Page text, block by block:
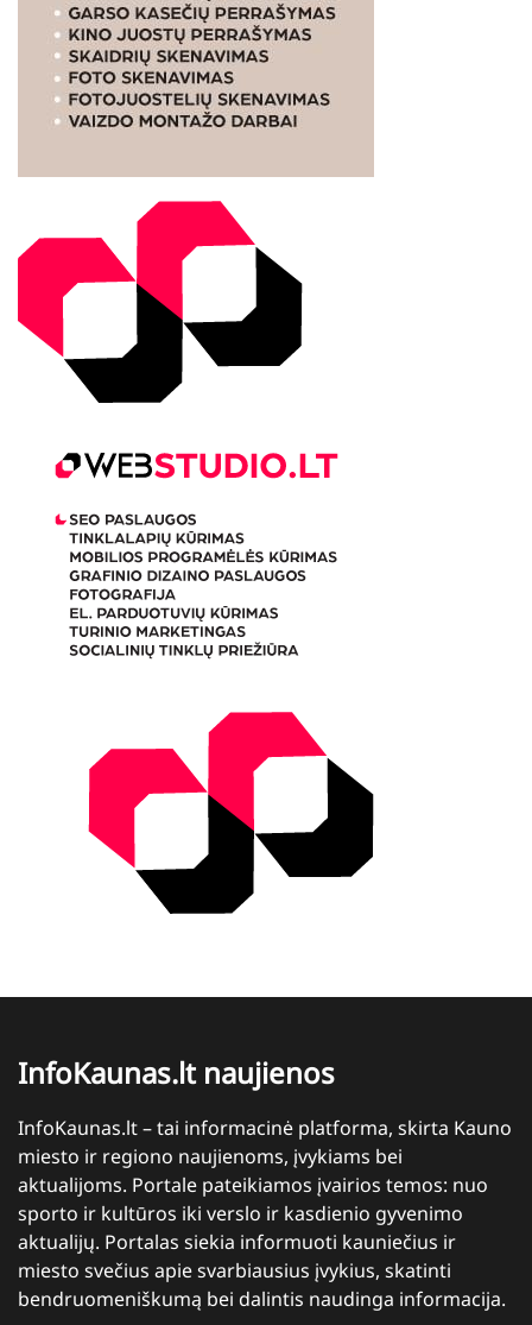
InfoKaunas.lt naujienos
InfoKaunas.lt – tai informacinė platforma, skirta Kauno
miesto ir regiono naujienoms, įvykiams bei
aktualijoms. Portale pateikiamos įvairios temos: nuo
sporto ir kultūros iki verslo ir kasdienio gyvenimo
aktualijų. Portalas siekia informuoti kauniečius ir
miesto svečius apie svarbiausius įvykius, skatinti
bendruomeniškumą bei dalintis naudinga informacija.